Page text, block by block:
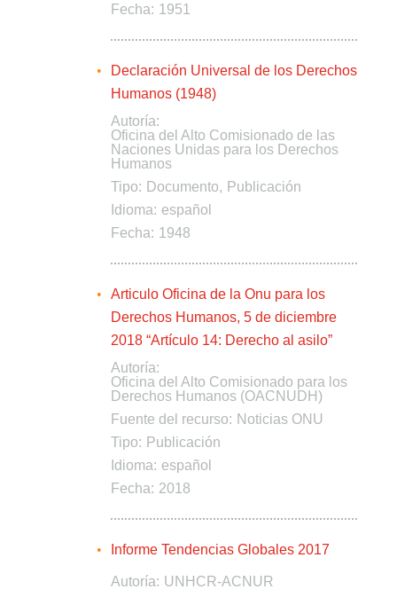
Fecha: 1951
Declaración Universal de los Derechos
Humanos (1948)
Autoría:
Oficina del Alto Comisionado de las
Naciones Unidas para los Derechos
Humanos
Tipo: Documento
Publicación
Idioma: español
Fecha: 1948
Articulo Oficina de la Onu para los
Derechos Humanos, 5 de diciembre
2018 “Artículo 14: Derecho al asilo”
Autoría:
Oficina del Alto Comisionado para los
Derechos Humanos (OACNUDH)
Fuente del recurso: Noticias ONU
Tipo: Publicación
Idioma: español
Fecha: 2018
Informe Tendencias Globales 2017
Autoría: UNHCR-ACNUR